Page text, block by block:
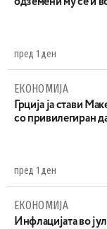
пред 1 ден
ЕКОНОМИЈА
Грција ја стави
со привилегиран
пред 1 ден
ЕКОНОМИЈА
Инфлацијата во